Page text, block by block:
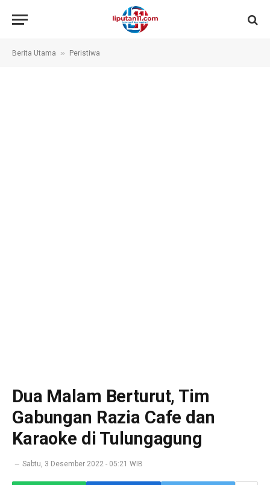
Berita Utama » Peristiwa
Dua Malam Berturut, Tim
Gabungan Razia Cafe dan
Karaoke di Tulungagung
Sabtu, 3 Desember 2022 - 05:21 WIB